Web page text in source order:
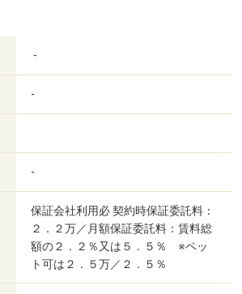
-
-
-
保証会社利用必 契約時保証委託料：
２．２万／月額保証委託料：賃料総
額の２．２％又は５．５％ ※ペッ
ト可は２．５万／２．５％